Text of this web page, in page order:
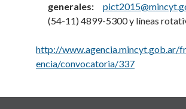
generales:
(54-11) 4899-5300 y líneas
http://www.agencia.mincyt.gob.ar/
encia/convocatoria/337